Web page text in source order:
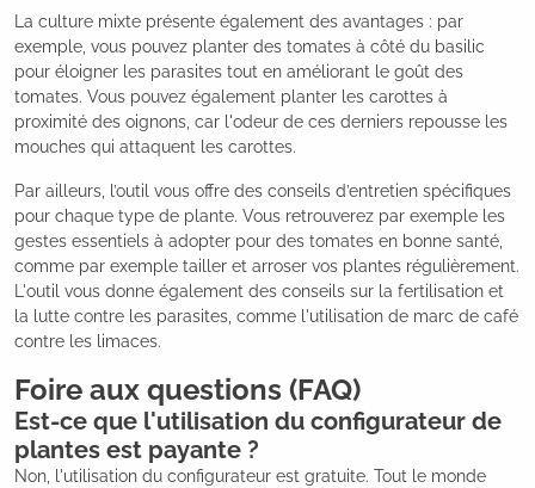
La culture mixte présente également des avantages : par
exemple, vous pouvez planter des tomates à côté du basilic
pour éloigner les parasites tout en améliorant le goût des
tomates. Vous pouvez également planter les carottes à
proximité des oignons, car l'odeur de ces derniers repousse les
mouches qui attaquent les carottes.
Par ailleurs, l’outil vous offre des conseils d’entretien spécifiques
pour chaque type de plante. Vous retrouverez par exemple les
gestes essentiels à adopter pour des tomates en bonne santé,
comme par exemple tailler et arroser vos plantes régulièrement.
L'outil vous donne également des conseils sur la fertilisation et
la lutte contre les parasites, comme l'utilisation de marc de café
contre les limaces.
Foire aux questions (FAQ)
Est-ce que l'utilisation du configurateur de
plantes est payante ?
Non, l'utilisation du configurateur est gratuite. Tout le monde